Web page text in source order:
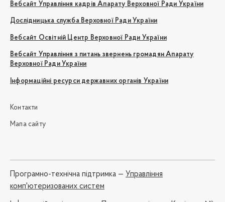
Вебсайт Управління кадрів Апарату Верховної Ради України
Дослідницька служба Верховної Ради України
Вебсайт Освітній Центр Верховної Ради України
Вебсайт Управління з питань звернень громадян Апарату
Верховної Ради України
Інформаційні ресурси державних органів України
Контакти
Мапа сайту
Програмно-технічна підтримка — Управління
комп'ютеризованих систем